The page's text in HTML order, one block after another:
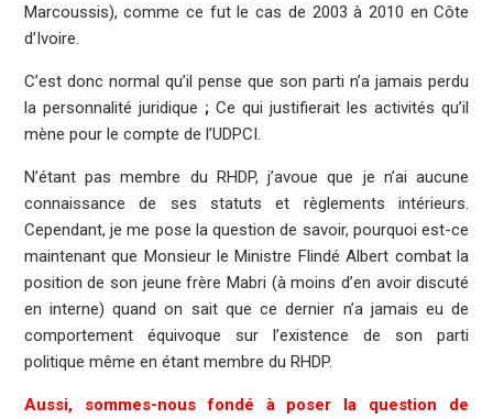
Marcoussis), comme ce fut le cas de 2003 à 2010 en Côte
d’Ivoire.
C’est donc normal qu’il pense que son parti n’a jamais perdu
la personnalité juridique ; Ce qui justifierait les activités qu’il
mène pour le compte de l’UDPCI.
N’étant pas membre du RHDP, j’avoue que je n’ai aucune
connaissance de ses statuts et règlements intérieurs.
Cependant, je me pose la question de savoir, pourquoi est-ce
maintenant que Monsieur le Ministre Flindé Albert combat la
position de son jeune frère Mabri (à moins d’en avoir discuté
en interne) quand on sait que ce dernier n’a jamais eu de
comportement équivoque sur l’existence de son parti
politique même en étant membre du RHDP.
Aussi, sommes-nous fondé à poser la question de